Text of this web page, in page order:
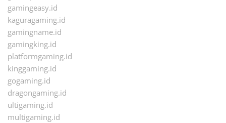
gamingeasy.id
kaguragaming.id
gamingname.id
gamingking.id
platformgaming.id
kinggaming.id
gogaming.id
dragongaming.id
ultigaming.id
multigaming.id